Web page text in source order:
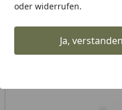
oder widerrufen.
Ja, verstanden
Tierbedarf & Tiernahrung